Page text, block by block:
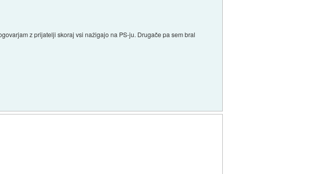
z prijatelji skoraj vsi nažigajo na PS-ju. Drugače pa sem bral